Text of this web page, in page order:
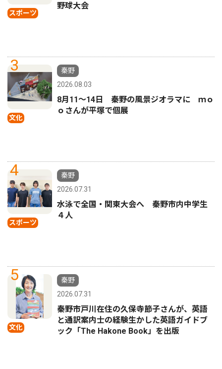
スポーツ
野球大会
3
文化
秦野
2026.08.03
8月11〜14日 秦野の風景ジオラマに ｍｏ
ｏさんが平塚で個展
4
スポーツ
秦野
2026.07.31
水泳で全国・関東大会へ 秦野市内中学生
４人
5
文化
秦野
2026.07.31
秦野市戸川在住の久保寺節子さんが、英語
と通訳案内士の経験生かした英語ガイドブ
ック「The Hakone Book」を出版